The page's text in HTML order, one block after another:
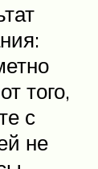
того,
с
не